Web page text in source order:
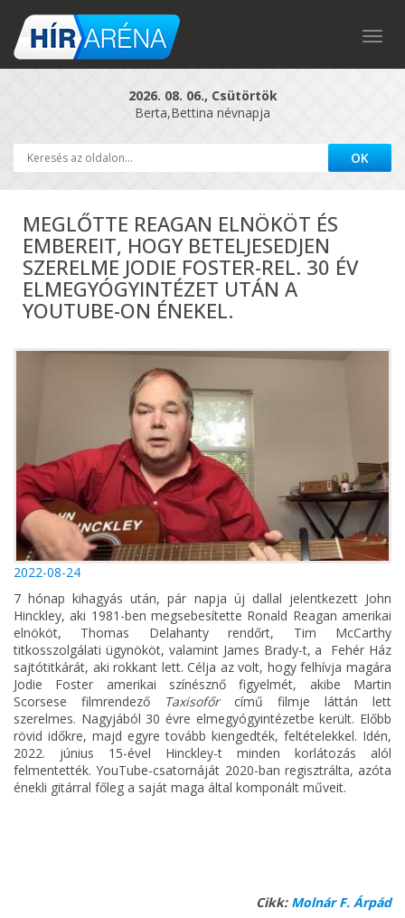
2026. 08. 06., Csütörtök
Berta,Bettina névnapja
MEGLŐTTE REAGAN ELNÖKÖT ÉS
EMBEREIT, HOGY BETELJESEDJEN
SZERELME JODIE FOSTER-REL. 30 ÉV
ELMEGYÓGYINTÉZET UTÁN A
YOUTUBE-ON ÉNEKEL.
2022-08-24
7 hónap kihagyás után, pár napja új dallal jelentkezett John
Hinckley, aki 1981-ben megsebesítette Ronald Reagan amerikai
elnököt, Thomas Delahanty rendőrt, Tim McCarthy
titkosszolgálati ügynököt, valamint James Brady-t, a Fehér Ház
sajtótitkárát, aki rokkant lett. Célja az volt, hogy felhívja magára
Jodie Foster amerikai színésznő figyelmét, akibe Martin
Scorsese filmrendező
Taxisofőrcímű filmje láttán lett
szerelmes. Nagyjából 30 évre elmegyógyintézetbe került. Előbb
rövid időkre, majd egyre tovább kiengedték, feltételekkel. Idén,
2022. június 15-ével Hinckley-t minden korlátozás alól
felmentették. YouTube-csatornáját 2020-ban regisztrálta, azóta
énekli gitárral főleg a saját maga által komponált műveit.
Cikk: Molnár F. Árpád